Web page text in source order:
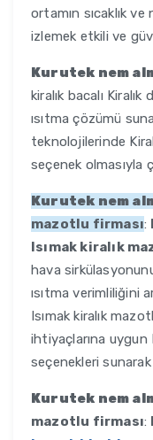
ortamın sıcaklık
izlemek etkili ve
Kurutek nem
kiralık bacalı Kiralık
ısıtma çözümü
teknolojilerinde
seçenek olmasıyla
Kurutek nem
mazotlu firması:
Isımak kiralık
hava
ısıtma verimliliğini
Isımak kiralık
ihtiyaçlarına uygun
seçenekleri
Kurutek nem
mazotlu firması: